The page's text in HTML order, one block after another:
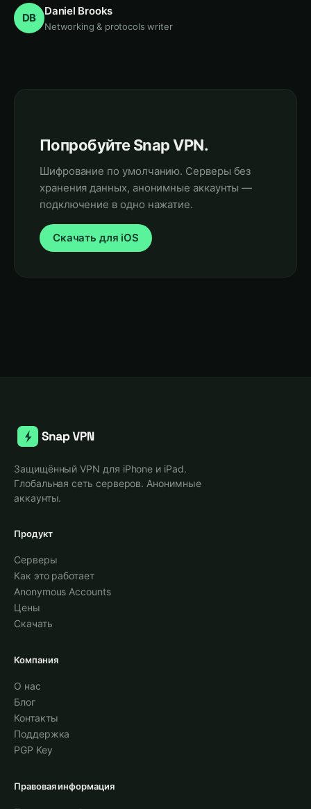
DB
Daniel Brooks
Networking & protocols writer
Попробуйте Snap VPN.
Шифрование по умолчанию. Серверы без
хранения данных, анонимные аккаунты —
подключение в одно нажатие.
Скачать для iOS
Защищённый VPN для iPhone и iPad.
Глобальная сеть серверов. Анонимные
аккаунты.
Продукт
Серверы
Как это работает
Anonymous Accounts
Цены
Скачать
Компания
О нас
Блог
Контакты
Поддержка
PGP Key
Правовая информация